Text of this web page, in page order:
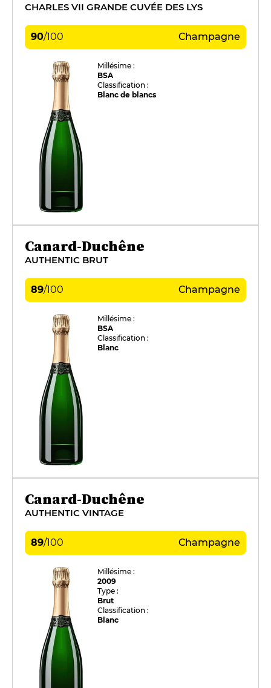
CHARLES VII GRANDE CUVÉE DES LYS
90/100 Champagne
Millésime :
BSA
Classification :
Blanc de blancs
Canard-Duchêne
AUTHENTIC BRUT
89/100 Champagne
Millésime :
BSA
Classification :
Blanc
Canard-Duchêne
AUTHENTIC VINTAGE
89/100 Champagne
Millésime :
2009
Type :
Brut
Classification :
Blanc